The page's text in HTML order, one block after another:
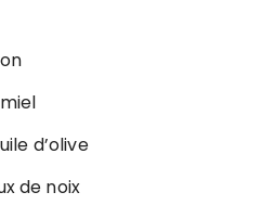
d’olive
de noix